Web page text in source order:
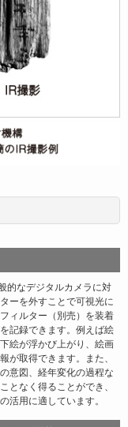
的なデジタルカメラに対
ーを外すことで可視光に
ィルター（別売）を装着
記録できます。例えば絵
絵が浮かび上がり、絵画
が取得できます。また、
意図、経年変化の過程な
となく得ることができ、
活用に適しています。